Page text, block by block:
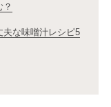
？
夫な味噌汁レシピ5